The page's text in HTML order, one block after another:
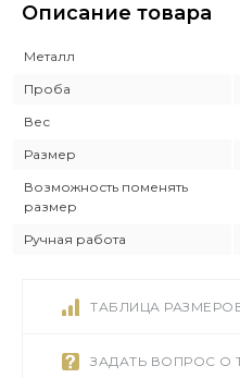
Описание товара
Металл
Проба
Вес
Размер
Возможность поменять
размер
Ручная работа
ТАБЛИЦА
ЗАДАТЬ ВОПРОС О